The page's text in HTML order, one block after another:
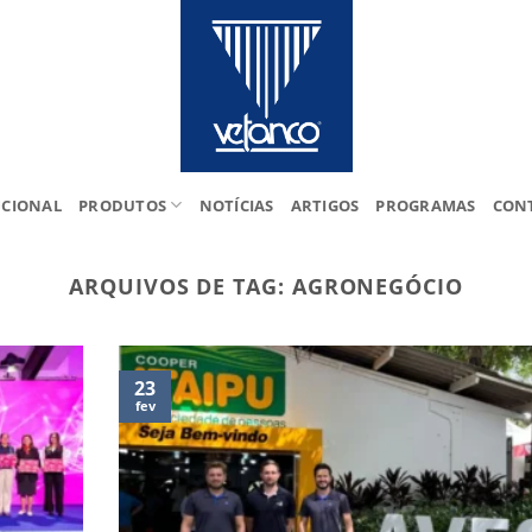
PRODUTOS NOTÍCIAS ARTIGOS PROGRAMAS
ARQUIVOS DE TAG: AGRONEGÓCIO
23
fev